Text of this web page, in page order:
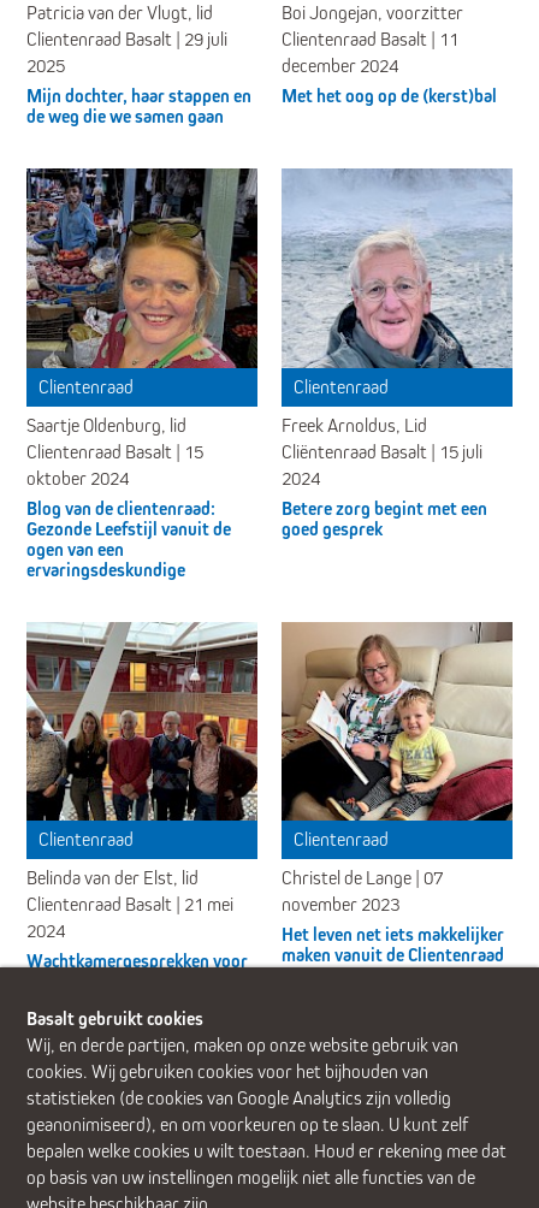
Patricia van der Vlugt, lid
Clientenraad Basalt | 29 juli
2025
Mijn dochter, haar stappen en
de weg die we samen gaan
Boi Jongejan, voorzitter
Clientenraad Basalt | 11
december 2024
Met het oog op de (kerst)bal
Clientenraad
Saartje Oldenburg, lid
Clientenraad Basalt | 15
oktober 2024
Blog van de clientenraad:
Gezonde Leefstijl vanuit de
ogen van een
ervaringsdeskundige
Clientenraad
Freek Arnoldus, Lid
Cliëntenraad Basalt | 15 juli
2024
Betere zorg begint met een
goed gesprek
Clientenraad
Belinda van der Elst, lid
Clientenraad Basalt | 21 mei
2024
Wachtkamergesprekken voor
Clientenraad
Christel de Lange | 07
november 2023
Het leven net iets makkelijker
maken vanuit de Clientenraad
Alphen aan den Rijn (Alrijne Ziekenhuis) Delft Den Haag
Leiden
Leiderdorp (Alrijne Ziekenhuis) Zoetermeer
Basalt gebruikt cookies
Wij, en derde partijen, maken op onze website gebruik van
cookies. Wij gebruiken cookies voor het bijhouden van
statistieken (de cookies van Google Analytics zijn volledig
geanonimiseerd), en om voorkeuren op te slaan. U kunt zelf
bepalen welke cookies u wilt toestaan. Houd er rekening mee dat
op basis van uw instellingen mogelijk niet alle functies van de